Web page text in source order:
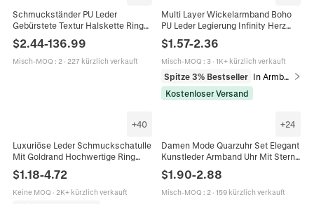
Schmuckständer PU Leder
Gebürstete Textur Halskette Ring
Ohrring Armband Halter Organizer
Für Schaukasten Theke
Livestreaming Elegant
$2.44-136.99
Misch-MOQ : 2· 227 kürzlich verkauft
Multi Layer Wickelarmband Boho
PU Leder Legierung Infinity Herz
Anhänger Strass
Magnetverschluss Mode Damen
$1.57-2.36
Misch-MOQ : 3· 1K+ kürzlich verkauft
Spitze 3% Bestseller
In Armbänder
Kostenloser Versand
+40
Luxuriöse Leder Schmuckschatulle
Mit Goldrand Hochwertige Ring
Ohrring Anhänger Armband
Halskette Display Etui
Geschenkverpackung
$1.18-4.72
Keine MOQ · 2K+ kürzlich verkauft
+24
Damen Mode Quarzuhr Set Elegant
Kunstleder Armband Uhr Mit Stern
Strass Armband Roségold Ton
Geschenk Für Damen
$1.90-2.88
Misch-MOQ : 2· 159 kürzlich verkauft